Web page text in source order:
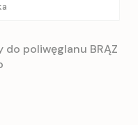
do poliwęglanu BRĄZ